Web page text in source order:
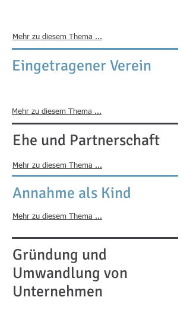
Mehr zu diesem Thema ...
Eingetragener Verein
Mehr zu diesem Thema ...
Ehe und Partnerschaft
Mehr zu diesem Thema ...
Annahme als Kind
Mehr zu diesem Thema ...
Gründung und
Umwandlung von
Unternehmen